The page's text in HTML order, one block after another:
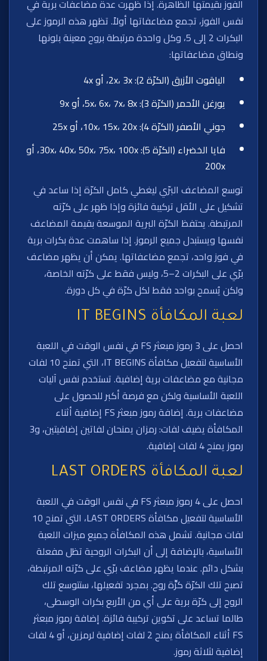
الفوز بقيمتها الظاهرة. إذا ظهرت عدة مضاعفات برية في
نفس الفوز، تجمع مضاعفاتها أولاً. تظهر هذه الرموز على
البكرات 2 إلى 5، وكل واحدة مرتبطة بروح معينة بلونها
ونطاق مضاعفاتها:
الياقوت الأزرق (الكرّة 2): 2x، 3x، أو 4x
يورغن الأحمر (الكرّة 3): 5x، 6x، 7x، 8x، أو 9x
جوني الأصفر (الكرّة 4): 10x، 15x، 20x، أو 25x
فايا الخضراء (الكرّة 5): 30x، 40x، 50x، 75x، 100x، أو
200x
توسع المضاعف البرّي ليغطي كامل الكرّة إذا ساعد في
تشكيل على الأقل تركيبة فائزة وإذا ظهر على كرّته
المرتبطة. يحتفظ الكرّة البرية الموسعة بقيمة المضاعف
نفسها ويستبدل جميع الرموز. إذا ساهمت عدة بكرات برية
في فوز واحد، تجمع مضاعفاتها. يمكن أن يظهر مضاعف
برّي على البكرات 2–5، وليس فقط على كرّته الخاصة،
ولكن يُسمح بواحد فقط لكل كرّة في كل دورة.
لعبة المكافأة IT BEGINS
احصل على 3 رموز مبعثر FS في نفس الوقت في اللعبة
الأساسية لتفعيل مكافأة IT BEGINS، التي تمنح 10 لفات
مجانية مع مضاعفات برية إضافية. تستخدم نفس آليات
اللعبة الأساسية ولكن مع فرصة أكبر للحصول على
مضاعفات برية. إضافة رموز مبعثر FS إضافية أثناء
المكافأة يضيف لفات: رمزان يمنحان لفاتين إضافيتين، و3
رموز يمنح 4 لفات إضافية.
لعبة المكافأة LAST ORDERS
احصل على 4 رموز مبعثر FS في نفس الوقت في اللعبة
الأساسية لتفعيل مكافأة LAST ORDERS، التي تمنح 10
لفات مجانية. تشمل هذه المكافأة جميع ميزات اللعبة
الأساسية، بالإضافة إلى أن البكرات الروحية تظل مفعلة
بشكل دائم. عندما يظهر مضاعف برّي على كرّته المرتبطة،
تصبح تلك الكرّة كرّّة روح. بمجرد تفعيلها، ستتوسع تلك
الروح إلى كرّة برية على أي من الأربع بكرات الوسطى،
طالما تساعد على تكوين تركيبة فائزة. إضافة رموز مبعثر
FS أثناء المكافأة يمنح 2 لفات إضافية لرمزين، أو 4 لفات
إضافية لثلاثة رموز.